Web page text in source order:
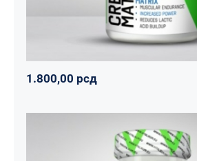
1.800,00 рсд